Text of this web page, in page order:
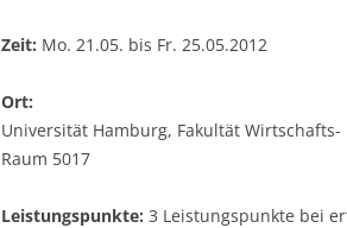
Zeit: Mo. 21.05. bis Fr. 25.05.2012
Ort:
Universität Hamburg, Fakultät
Raum 5017
Leistungspunkte: 3 Leistungspunkte bei